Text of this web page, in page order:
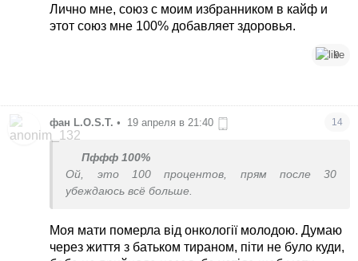
Лично мне, союз с моим избранником в кайф и
этот союз мне 100% добавляет здоровья.
9
фан L.O.S.T. • 19 апреля в 21:40 14
Пффф 100%
Ой, это 100 процентов, прям после 30
убеждаюсь всё больше.
Моя мати померла від онкології молодою. Думаю
через життя з батьком тираном, піти не було куди,